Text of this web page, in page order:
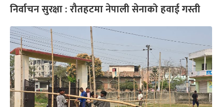
निर्वाचन सुरक्षा : रौतहटमा नेपाली सेनाको हवाई गस्ती